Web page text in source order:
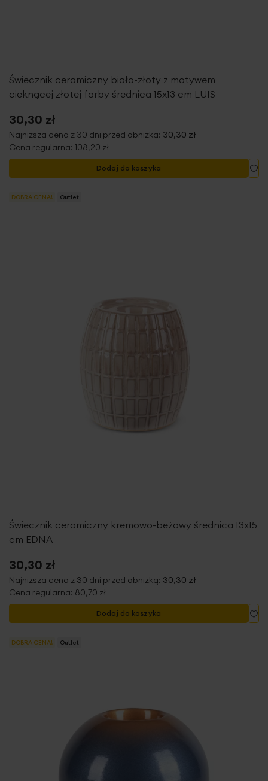
Świecznik ceramiczny biało-złoty z motywem
cieknącej złotej farby średnica 15x13 cm LUIS
30,30 zł
Najniższa cena z 30 dni przed obniżką: 30,30 zł
Cena regularna: 108,20 zł
Dodaj do koszyka
DOBRA CENA! Outlet
Świecznik ceramiczny kremowo-beżowy średnica 13x15
cm EDNA
30,30 zł
Najniższa cena z 30 dni przed obniżką: 30,30 zł
Cena regularna: 80,70 zł
Dodaj do koszyka
DOBRA CENA! Outlet